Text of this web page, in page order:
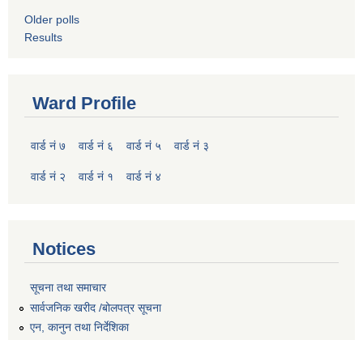
Older polls
Results
Ward Profile
वार्ड नं ७ वार्ड नं ६ वार्ड नं ५ वार्ड नं ३
वार्ड नं २ वार्ड नं १ वार्ड नं ४
Notices
सूचना तथा समाचार
सार्वजनिक खरीद /बोलपत्र सूचना
एन, कानुन तथा निर्देशिका